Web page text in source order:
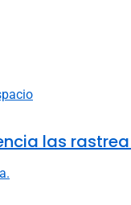
las